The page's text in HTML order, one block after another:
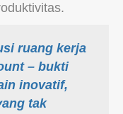
ruang kerja
– bukti
inovatif,
tak